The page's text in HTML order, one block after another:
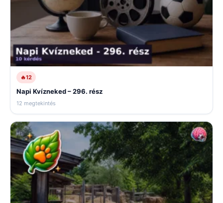
🔥12
Napi Kvízneked – 296. rész
12 megtekintés